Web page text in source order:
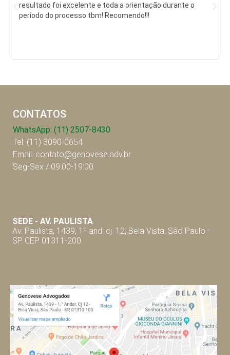
resultado foi excelente e toda a orientação durante o
período do processo tbm! Recomendo!!!
CONTATOS
WhatsApp: (11) 2507-8430
Tel: (11) 3090-0654
Email: contato@genovese.adv.br
Seg-Sex / 09:00-19:00
SEDE - AV. PAULISTA
Av. Paulista, 1439, 1º and. cj. 12, Bela Vista, São Paulo -
SP. CEP 01311-200